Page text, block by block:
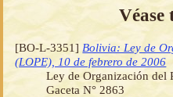
Véase
[BO-L-3351] Bolivia: Ley de
(LOPE), 10 de febrero de 2006
Ley de Organización del
Gaceta N° 2863